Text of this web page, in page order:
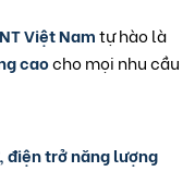
Việt Namtự hào là
caocho mọi nhu cầu
điện trở năng lượng